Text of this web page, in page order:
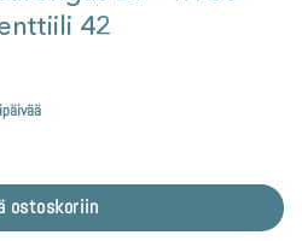
42
622 light, prestaventtiili 42 määrä
ostoskoriin